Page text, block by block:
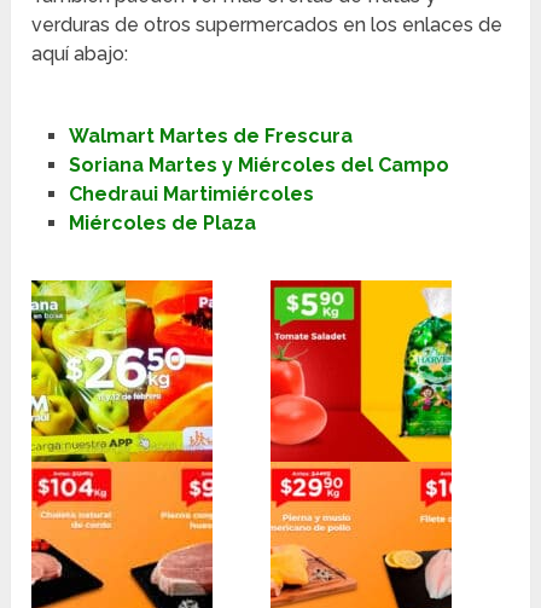
verduras de otros supermercados en los enlaces de
aquí abajo:
Walmart Martes de Frescura
Soriana Martes y Miércoles del Campo
Chedraui Martimiércoles
Miércoles de Plaza